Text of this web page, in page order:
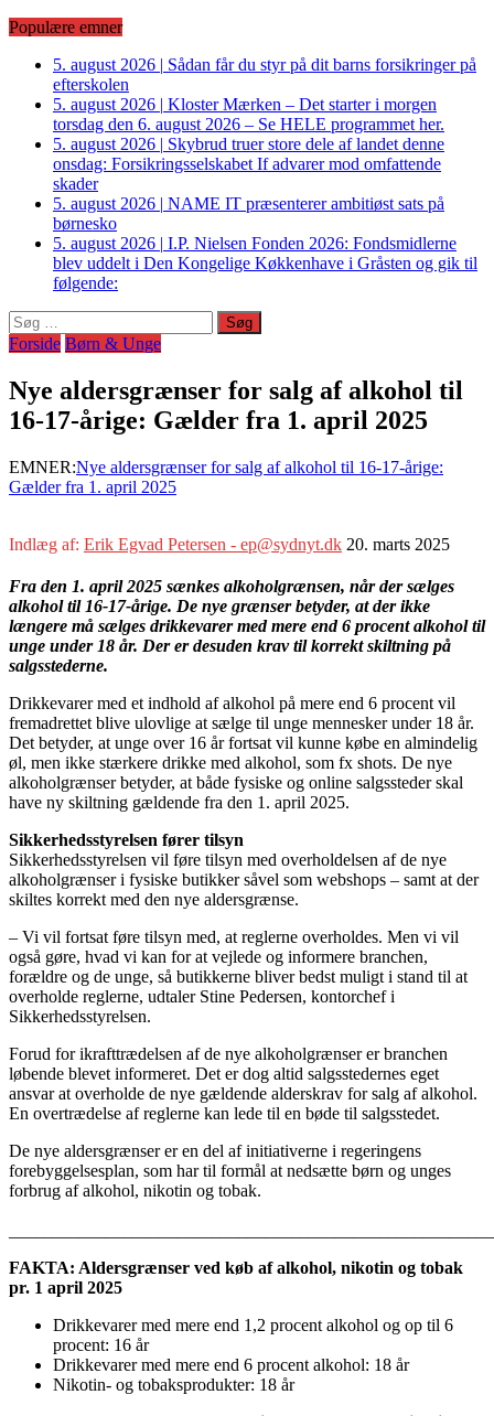
Populære emner
5. august 2026 | Sådan får du styr på dit barns forsikringer på
efterskolen
5. august 2026 | Kloster Mærken – Det starter i morgen
torsdag den 6. august 2026 – Se HELE programmet her.
5. august 2026 | Skybrud truer store dele af landet denne
onsdag: Forsikringsselskabet If advarer mod omfattende
skader
5. august 2026 | NAME IT præsenterer ambitiøst sats på
børnesko
5. august 2026 | I.P. Nielsen Fonden 2026: Fondsmidlerne
blev uddelt i Den Kongelige Køkkenhave i Gråsten og gik til
følgende:
Søg
efter:
Forside Børn & Unge
Nye aldersgrænser for salg af alkohol til
16-17-årige: Gælder fra 1. april 2025
EMNER:Nye aldersgrænser for salg af alkohol til 16-17-årige:
Gælder fra 1. april 2025
Indlæg af: Erik Egvad Petersen - ep@sydnyt.dk 20. marts 2025
Fra den 1. april 2025 sænkes alkoholgrænsen, når der sælges
alkohol til 16-17-årige. De nye grænser betyder, at der ikke
længere må sælges drikkevarer med mere end 6 procent alkohol til
unge under 18 år. Der er desuden krav til korrekt skiltning på
salgsstederne.
Drikkevarer med et indhold af alkohol på mere end 6 procent vil
fremadrettet blive ulovlige at sælge til unge mennesker under 18 år.
Det betyder, at unge over 16 år fortsat vil kunne købe en almindelig
øl, men ikke stærkere drikke med alkohol, som fx shots. De nye
alkoholgrænser betyder, at både fysiske og online salgssteder skal
have ny skiltning gældende fra den 1. april 2025.
Sikkerhedsstyrelsen fører tilsyn
Sikkerhedsstyrelsen vil føre tilsyn med overholdelsen af de nye
alkoholgrænser i fysiske butikker såvel som webshops – samt at der
skiltes korrekt med den nye aldersgrænse.
– Vi vil fortsat føre tilsyn med, at reglerne overholdes. Men vi vil
også gøre, hvad vi kan for at vejlede og informere branchen,
forældre og de unge, så butikkerne bliver bedst muligt i stand til at
overholde reglerne, udtaler Stine Pedersen, kontorchef i
Sikkerhedsstyrelsen.
Forud for ikrafttrædelsen af de nye alkoholgrænser er branchen
løbende blevet informeret. Det er dog altid salgsstedernes eget
ansvar at overholde de nye gældende alderskrav for salg af alkohol.
En overtrædelse af reglerne kan lede til en bøde til salgsstedet.
De nye aldersgrænser er en del af initiativerne i regeringens
forebyggelsesplan, som har til formål at nedsætte børn og unges
forbrug af alkohol, nikotin og tobak.
FAKTA: Aldersgrænser ved køb af alkohol, nikotin og tobak
pr. 1 april 2025
Drikkevarer med mere end 1,2 procent alkohol og op til 6
procent: 16 år
Drikkevarer med mere end 6 procent alkohol: 18 år
Nikotin- og tobaksprodukter: 18 år